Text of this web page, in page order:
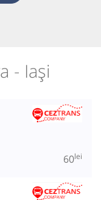
- Iași
60lei